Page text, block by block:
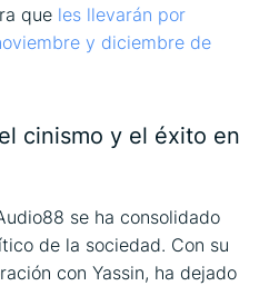
que les llevarán por
y diciembre de
cinismo y el éxito en
se ha consolidado
de la sociedad. Con su
con Yassin, ha dejado